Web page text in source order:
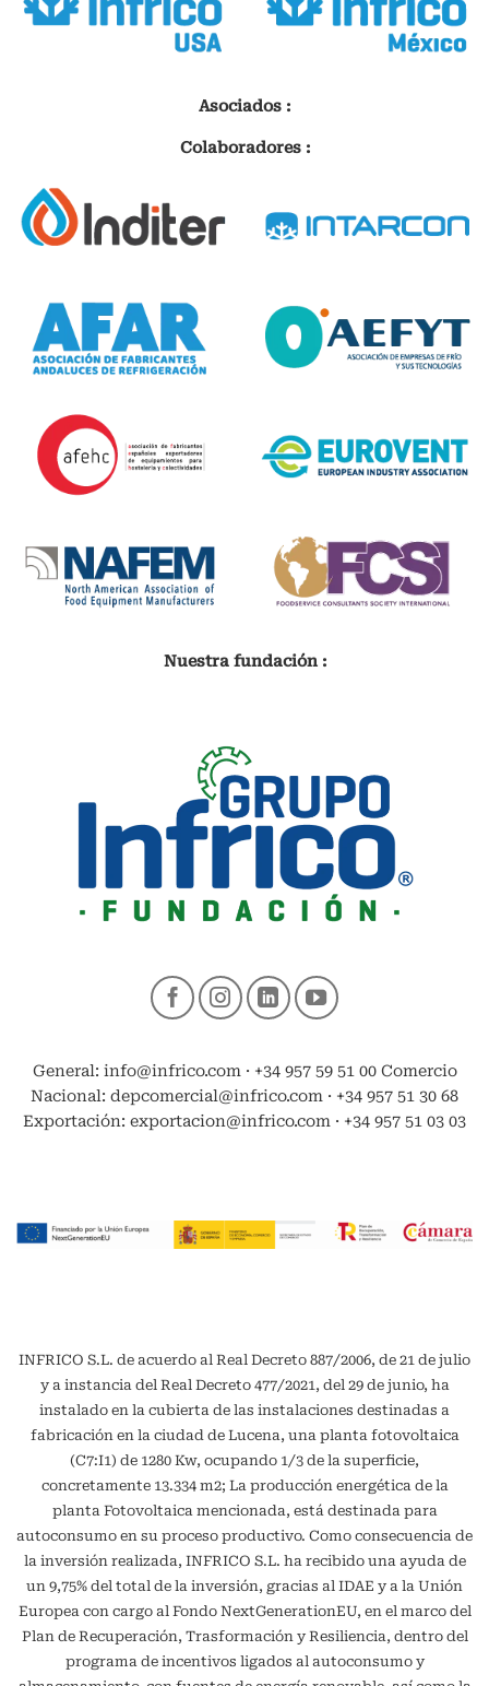
Asociados :
Colaboradores :
Nuestra fundación :
General: info@infrico.com · +34 957 59 51 00 Comercio
Nacional: depcomercial@infrico.com · +34 957 51 30 68
Exportación: exportacion@infrico.com · +34 957 51 03 03
INFRICO S.L. de acuerdo al Real Decreto 887/2006, de 21 de julio
y a instancia del Real Decreto 477/2021, del 29 de junio, ha
instalado en la cubierta de las instalaciones destinadas a
fabricación en la ciudad de Lucena, una planta fotovoltaica
(C7:I1) de 1280 Kw, ocupando 1/3 de la superficie,
concretamente 13.334 m2; La producción energética de la
planta Fotovoltaica mencionada, está destinada para
autoconsumo en su proceso productivo. Como consecuencia de
la inversión realizada, INFRICO S.L. ha recibido una ayuda de
un 9,75% del total de la inversión, gracias al IDAE y a la Unión
Europea con cargo al Fondo NextGenerationEU, en el marco del
Plan de Recuperación, Trasformación y Resiliencia, dentro del
programa de incentivos ligados al autoconsumo y